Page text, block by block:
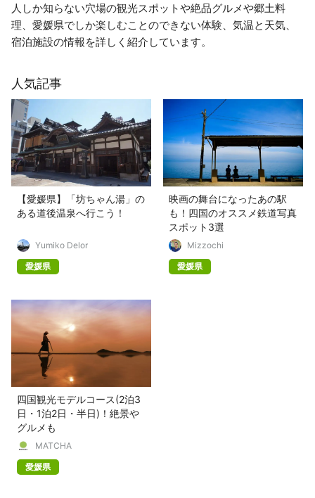
人しか知らない穴場の観光スポットや絶品グルメや郷土料
理、愛媛県でしか楽しむことのできない体験、気温と天気、
宿泊施設の情報を詳しく紹介しています。
人気記事
【愛媛県】「坊ちゃん湯」の
ある道後温泉へ行こう！
Yumiko Delor
愛媛県
映画の舞台になったあの駅
も！四国のオススメ鉄道写真
スポット3選
Mizzochi
愛媛県
四国観光モデルコース(2泊3
日・1泊2日・半日)！絶景や
グルメも
MATCHA
愛媛県